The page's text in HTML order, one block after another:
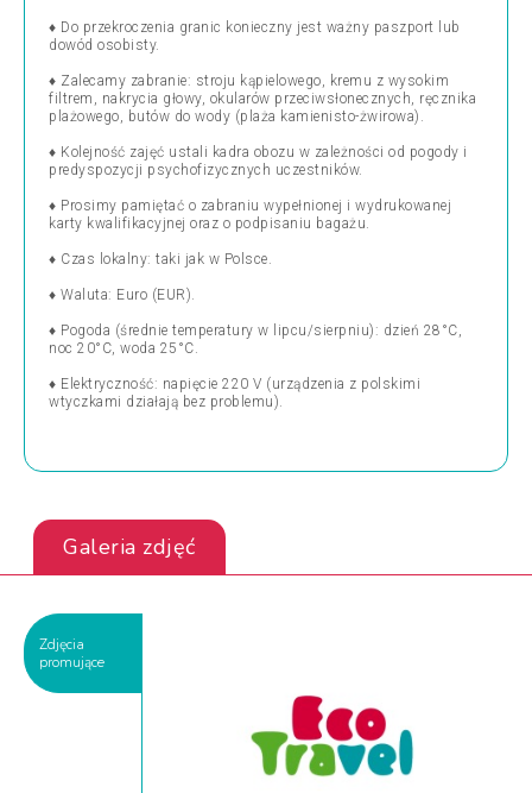
♦ Do przekroczenia granic konieczny jest ważny paszport lub
dowód osobisty.
♦ Zalecamy zabranie: stroju kąpielowego, kremu z wysokim
filtrem, nakrycia głowy, okularów przeciwsłonecznych, ręcznika
plażowego, butów do wody (plaża kamienisto-żwirowa).
♦ Kolejność zajęć ustali kadra obozu w zależności od pogody i
predyspozycji psychofizycznych uczestników.
♦ Prosimy pamiętać o zabraniu wypełnionej i wydrukowanej
karty kwalifikacyjnej oraz o podpisaniu bagażu.
♦ Czas lokalny: taki jak w Polsce.
♦ Waluta: Euro (EUR).
♦ Pogoda (średnie temperatury w lipcu/sierpniu): dzień 28°C,
noc 20°C, woda 25°C.
♦ Elektryczność: napięcie 220 V (urządzenia z polskimi
wtyczkami działają bez problemu).
Galeria zdjęć
Zdjęcia
promujące